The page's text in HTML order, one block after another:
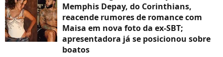
Memphis Depay, do Corinthians,
reacende rumores de romance com
Maisa em nova foto da ex-SBT;
apresentadora já se posicionou sobre
boatos